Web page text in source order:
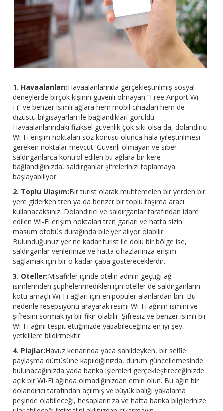
1. Havaalanları:Havaalanlarında gerçekleştirilmiş sosyal
deneylerde birçok kişinin güvenli olmayan “Free Airport Wi-
Fi” ve benzer isimli ağlara hem mobil cihazları hem de
dizüstü bilgisayarları ile bağlandıkları görüldü.
Havaalanlarındaki fiziksel güvenlik çok sıkı olsa da, dolandırıcı
Wi-Fi erişim noktaları söz konusu olunca hala iyileştirilmesi
gereken noktalar mevcut. Güvenli olmayan ve siber
saldırganlarca kontrol edilen bu ağlara bir kere
bağlandığınızda, saldırganlar şifrelerinizi toplamaya
başlayabiliyor.
2. Toplu Ulaşım:Bir turist olarak muhtemelen bir yerden bir
yere giderken tren ya da benzer bir toplu taşıma aracı
kullanacaksınız. Dolandırıcı ve saldırganlar tarafından idare
edilen Wi-Fi erişim noktaları tren garları ve hatta sizin
masum otobüs durağında bile yer alıyor olabilir.
Bulunduğunuz yer ne kadar turist ile dolu bir bölge ise,
saldırganlar verilerinize ve hatta cihazlarınıza erişim
sağlamak için bir o kadar çaba göstereceklerdir.
3. Oteller:Misafirler içinde otelin adının geçtiği ağ
isimlerinden şüphelenmedikleri için oteller de saldırganların
kötü amaçlı Wi-Fi ağları için en popüler alanlardan biri. Bu
nedenle resepsiyonu arayarak resmi Wi-Fi ağının ismini ve
şifresini sormak iyi bir fikir olabilir. Şifresiz ve benzer isimli bir
Wi-Fi ağını tespit ettiğinizde yapabileceğiniz en iyi şey,
yetkililere bildirmektir.
4. Plajlar:Havuz kenarında yada sahildeyken, bir selfie
paylaşma dürtüsüne kapıldığınızda, durum güncellemesinde
bulunacağınızda yada banka işlemleri gerçekleştireceğinizde
açık bir Wi-Fi ağında olmadığınızdan emin olun. Bu ağın bir
dolandırıcı tarafından açılmış ve büyük balığı yakalama
peşinde olabileceği, hesaplarınıza ve hatta banka bilgilerinize